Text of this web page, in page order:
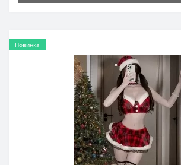
Рождественский секси-комплект